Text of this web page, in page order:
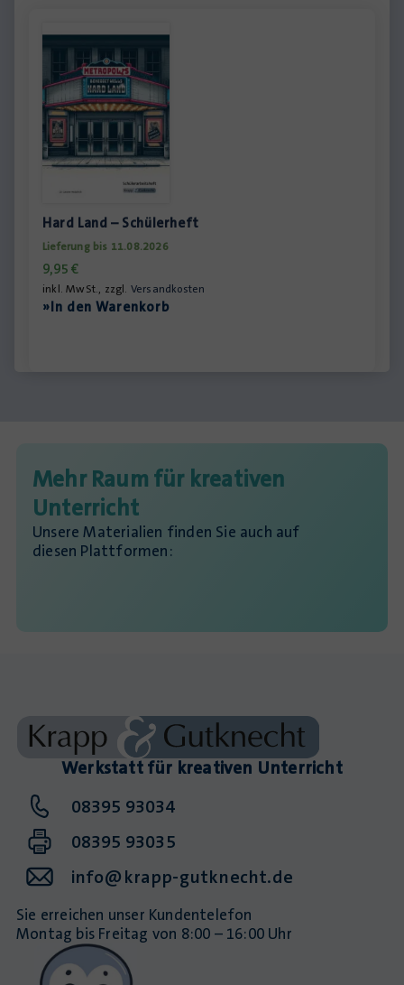
Hard Land – Schülerheft
Lieferung bis 11.08.2026
9,95 €
inkl. MwSt., zzgl. Versandkosten
»In den Warenkorb
Mehr Raum für kreativen
Unterricht
Unsere Materialien finden Sie auch auf
diesen Plattformen:
Werkstatt für kreativen Unterricht
08395 93034
08395 93035
info@krapp-gutknecht.de
Sie erreichen unser Kundentelefon
Montag bis Freitag von 8:00 – 16:00 Uhr